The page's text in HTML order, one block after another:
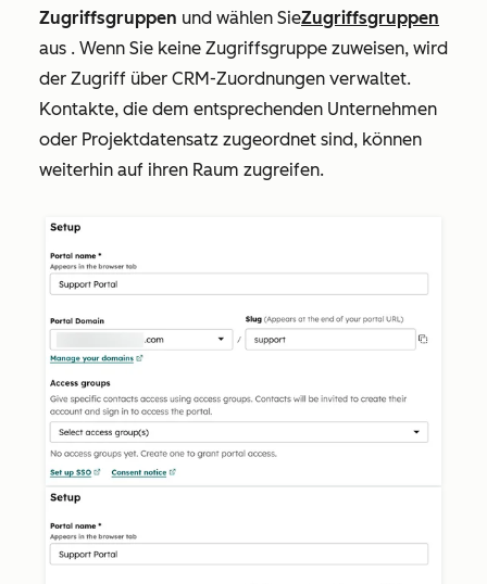
Zugriffsgruppen und wählen SieZugriffsgruppen
aus . Wenn Sie keine Zugriffsgruppe zuweisen, wird
der Zugriff über CRM-Zuordnungen verwaltet.
Kontakte, die dem entsprechenden Unternehmen
oder Projektdatensatz zugeordnet sind, können
weiterhin auf ihren Raum zugreifen.